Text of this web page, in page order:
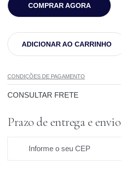
COMPRAR AGORA
ADICIONAR AO CARRINHO
CONDIÇÕES DE PAGAMENTO
CONSULTAR FRETE
Prazo de entrega e envio
Informe o seu CEP